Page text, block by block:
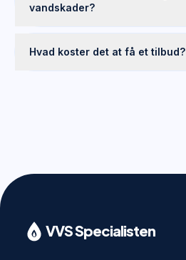
vandskader?
Hvad koster det at få et tilbud?
VVS Specialisten